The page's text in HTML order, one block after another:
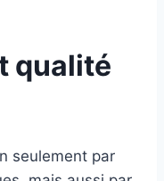
qualité
seulement par